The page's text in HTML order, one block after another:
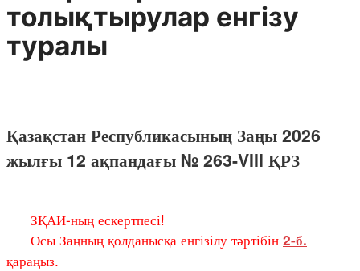
толықтырулар енгізу
туралы
Қазақстан Республикасының Заңы 2026
жылғы 12 ақпандағы № 263-VIII ҚРЗ
ЗҚАИ-ның ескертпесі!
Осы Заңның қолданысқа енгізілу тәртібін 2-б.
қараңыз.